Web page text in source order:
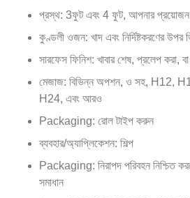
প্রস্থ: 3ফুট এবং 4 ফুট, আপনার প্রয়োজন
কুণ্ডলী ওজন: খাদ এবং নির্দিষ্টকরণের উপর
সারফেস ফিনিশ: খাবার শেষ, প্রলেপ করা,
মেজাজ: বিভিন্ন অপশন, ও সহ, H12,
H24, এবং আরও
Packaging: রোল টাইপ করুন
ব্যবহার/অ্যাপ্লিকেশন: শিল্প
Packaging: নিরাপদ পরিবহন নিশ্চিত
সমাধান